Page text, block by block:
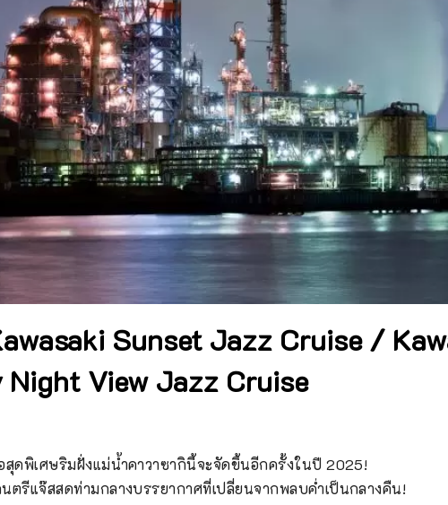
Sunset Jazz Cruise /
Night View Jazz Cruise
สุดพิเศษริมฝั่งแม่น้ำคาวาซากินี้จะจัดขึ้นอีกครั้งในปี 2025!
ตรีแจ๊สสดท่ามกลางบรรยากาศที่เปลี่ยนจากพลบค่ำเป็นกลางคืน!